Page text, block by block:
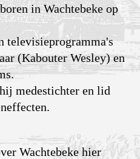
in Wachtebeke op
televisieprogramma's
(Kabouter Wesley) en
medestichter en lid
Wachtebeke hier